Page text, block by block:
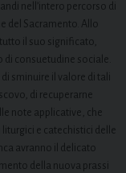
nell’intero percorso di
del Sacramento. Allo
il suo significato,
consuetudine sociale.
sminuire il valore di tali
di recuperarne
note applicative, che
e catechistici delle
avranno il delicato
della nuova prassi